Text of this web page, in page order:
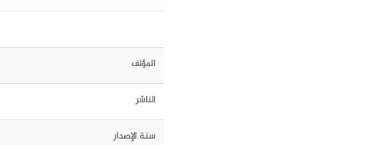
المؤلف
الناشر
سنة الإصدار